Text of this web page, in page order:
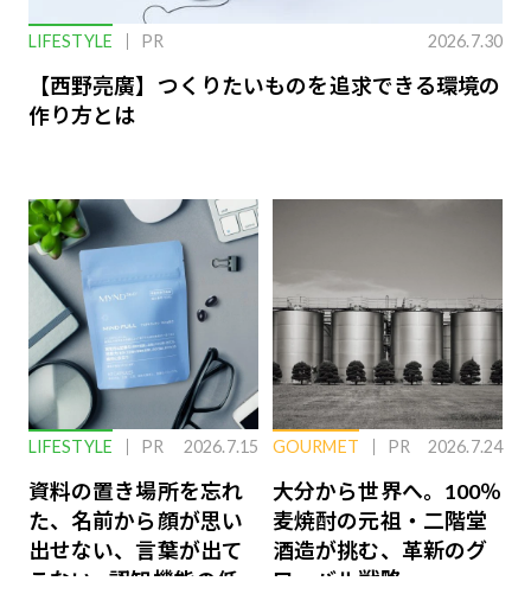
LIFESTYLE PR 2026.7.30
【西野亮廣】つくりたいものを追求できる環境の
作り方とは
LIFESTYLE PR 2026.7.15
資料の置き場所を忘れ
た、名前から顔が思い
出せない、言葉が出て
こない…認知機能の低
GOURMET PR 2026.7.24
大分から世界へ。100％
麦焼酎の元祖・二階堂
酒造が挑む、革新のグ
ローバル戦略